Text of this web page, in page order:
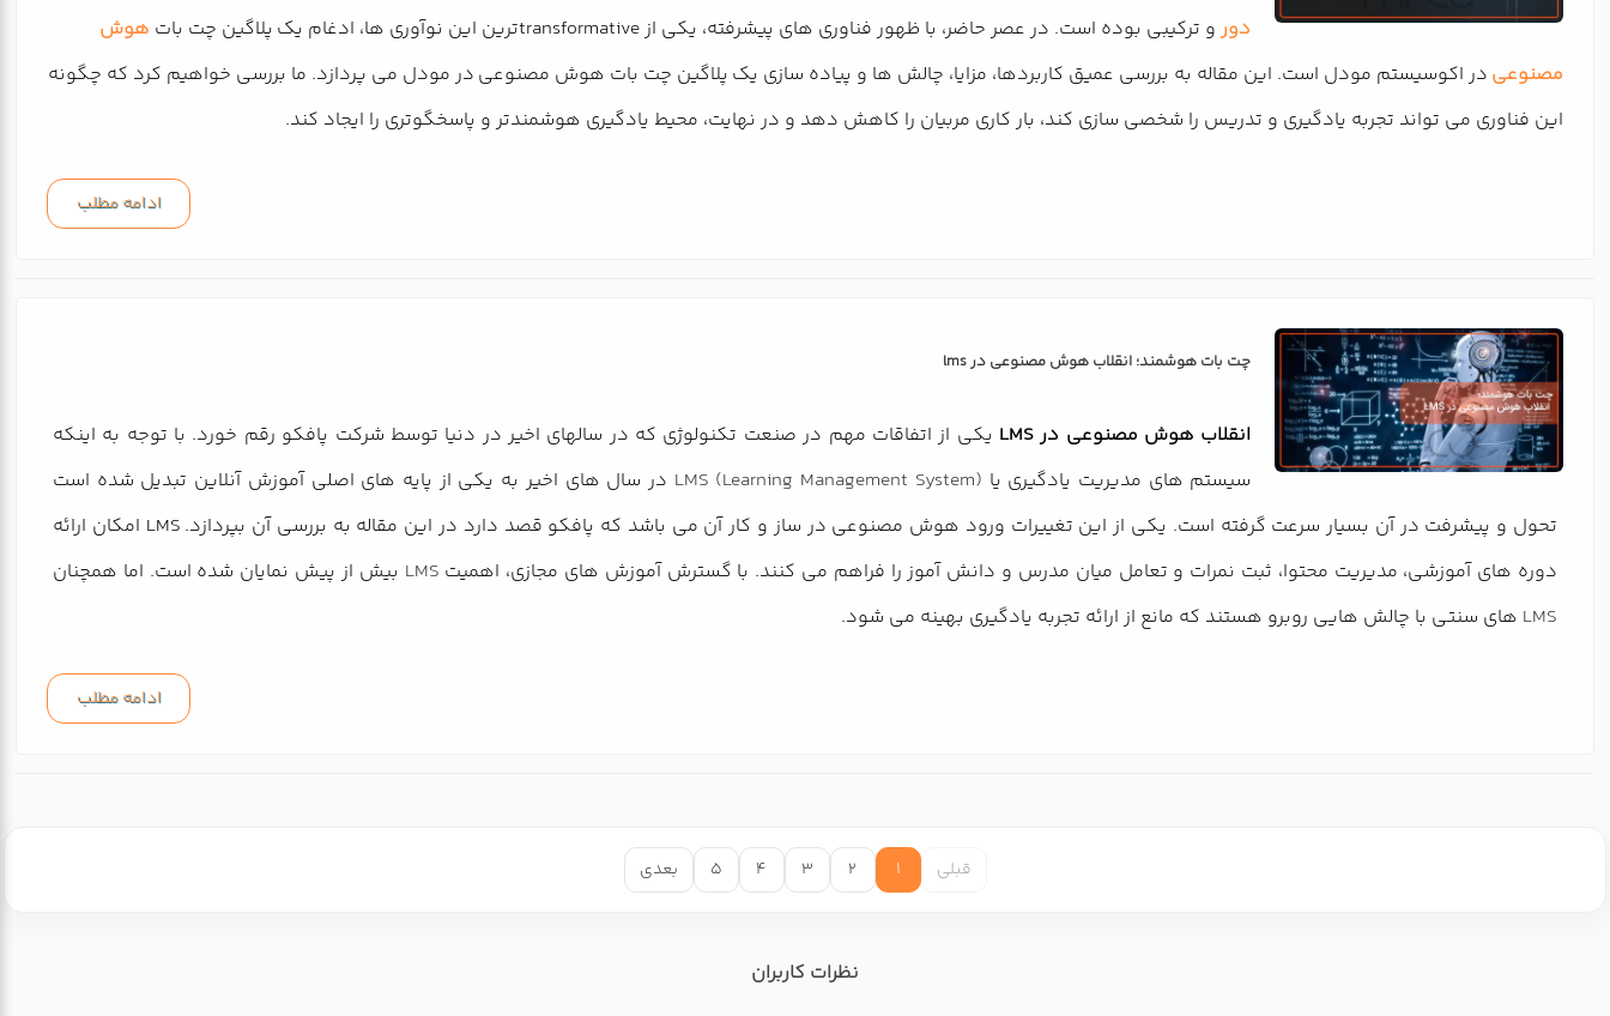
دورو ترکیبی بوده است. در عصر حاضر، با ظهور فناوری های پیشرفته، یکی از transformativeترین این نوآوری ها، ادغام یک پلاگین چت بات
هوش
مصنوعی در اکوسیستم مودل است. این مقاله به بررسی عمیق کاربردها، مزایا، چالش ها و پیاده سازی یک پلاگین چت بات هوش مصنوعی در مودل می پردازد. ما بررسی خواهیم کرد که چگونه
این فناوری می تواند تجربه یادگیری و تدریس را شخصی سازی کند، بار کاری مربیان را کاهش دهد و در نهایت، محیط یادگیری هوشمندتر و پاسخگوتری را ایجاد کند.
ادامه مطلب
چت بات هوشمند؛ انقلاب هوش مصنوعی در lms
انقلاب هوش مصنوعی در LMS
یکی از اتفاقات مهم در صنعت تکنولوژی که در سالهای اخیر در دنیا توسط شرکت پافکو رقم خورد. با توجه به اینکه
سیستم های مدیریت یادگیری یا LMS (Learning Management System) در سال های اخیر به یکی از پایه های اصلی آموزش آنلاین تبدیل شده است
تحول و پیشرفت در آن بسیار سرعت گرفته است. یکی از این تغییرات ورود هوش مصنوعی در ساز و کار آن می باشد که پافکو قصد دارد در این مقاله به بررسی آن بپردازد. LMS امکان ارائه
دوره های آموزشی، مدیریت محتوا، ثبت نمرات و تعامل میان مدرس و دانش آموز را فراهم می کنند. با گسترش آموزش های مجازی، اهمیت LMS بیش از پیش نمایان شده است. اما همچنان
LMS های سنتی با چالش هایی روبرو هستند که مانع از ارائه تجربه یادگیری بهینه می شود.
ادامه مطلب
قبلی 1
2
3
4
5 بعدی
نظرات کاربران